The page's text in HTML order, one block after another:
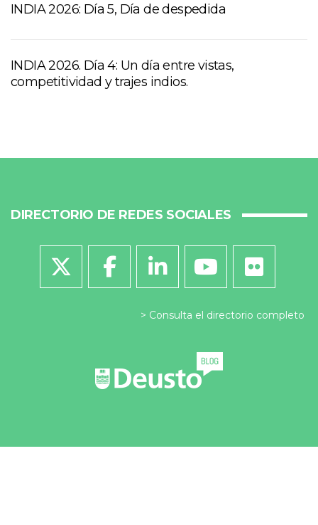
INDIA 2026: Día 5, Día de despedida
INDIA 2026. Día 4: Un día entre vistas,
competitividad y trajes indios.
DIRECTORIO DE REDES SOCIALES
Consulta el directorio completo